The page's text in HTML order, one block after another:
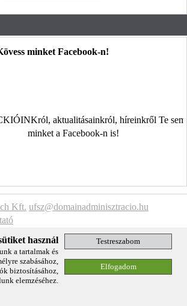
minket Facebook-n!
aktualitásainkról, híreinkről Te
minket a Facebook-n is!
Kft. ufsz@domainadminisztracio.hu
használ
a tartalmak és
szabásához,
biztosításához,
elemzéséhez.